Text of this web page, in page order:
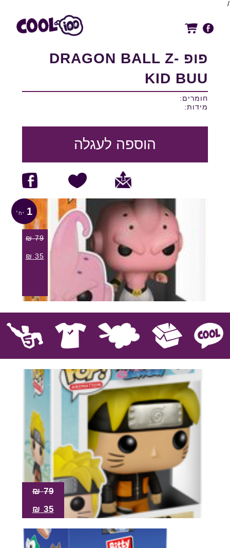
/
פופ DRAGON BALL Z-
KID BUU
חומרים:
מידות:
הוספה לעגלה
1
79
₪
35
₪
אספנות בובות פרווה חולצות פסלים
מבצע
79
₪
35
₪